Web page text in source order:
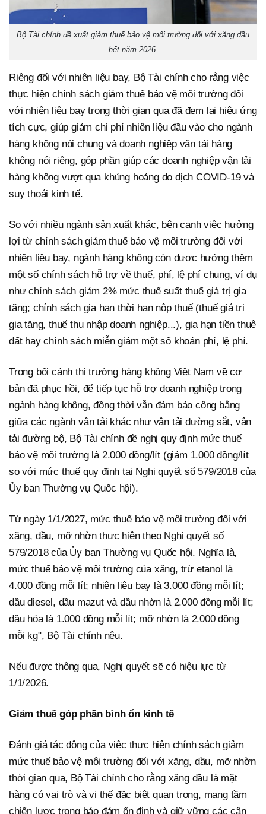
Bộ Tài chính đề xuất giảm thuế bảo vệ môi trường đối với xăng dầu
hết năm 2026.
Riêng đối với nhiên liệu bay, Bộ Tài chính cho rằng việc
thực hiện chính sách giảm thuế bảo vệ môi trường đối
với nhiên liệu bay trong thời gian qua đã đem lại hiệu ứng
tích cực, giúp giảm chi phí nhiên liệu đầu vào cho ngành
hàng không nói chung và doanh nghiệp vận tải hàng
không nói riêng, góp phần giúp các doanh nghiệp vận tải
hàng không vượt qua khủng hoảng do dịch COVID-19 và
suy thoái kinh tế.
So với nhiều ngành sản xuất khác, bên cạnh việc hưởng
lợi từ chính sách giảm thuế bảo vệ môi trường đối với
nhiên liệu bay, ngành hàng không còn được hưởng thêm
một số chính sách hỗ trợ về thuế, phí, lệ phí chung, ví dụ
như chính sách giảm 2% mức thuế suất thuế giá trị gia
tăng; chính sách gia hạn thời hạn nộp thuế (thuế giá trị
gia tăng, thuế thu nhập doanh nghiệp...), gia hạn tiền thuê
đất hay chính sách miễn giảm một số khoản phí, lệ phí.
Trong bối cảnh thị trường hàng không Việt Nam về cơ
bản đã phục hồi, để tiếp tục hỗ trợ doanh nghiệp trong
ngành hàng không, đồng thời vẫn đảm bảo công bằng
giữa các ngành vận tải khác như vận tải đường sắt, vận
tải đường bộ, Bộ Tài chính đề nghị quy định mức thuế
bảo vệ môi trường là 2.000 đồng/lít (giảm 1.000 đồng/lít
so với mức thuế quy định tại Nghị quyết số 579/2018 của
Ủy ban Thường vụ Quốc hội).
Từ ngày 1/1/2027, mức thuế bảo vệ môi trường đối với
xăng, dầu, mỡ nhờn thực hiện theo Nghị quyết số
579/2018 của Ủy ban Thường vụ Quốc hội. Nghĩa là,
mức thuế bảo vệ môi trường của xăng, trừ etanol là
4.000 đồng mỗi lít; nhiên liệu bay là 3.000 đồng mỗi lít;
dầu diesel, dầu mazut và dầu nhờn là 2.000 đồng mỗi lít;
dầu hỏa là 1.000 đồng mỗi lít; mỡ nhờn là 2.000 đồng
mỗi kg", Bộ Tài chính nêu.
Nếu được thông qua, Nghị quyết sẽ có hiệu lực từ
1/1/2026.
Giảm thuế góp phần bình ổn kinh tế
Đánh giá tác động của việc thực hiện chính sách giảm
mức thuế bảo vệ môi trường đối với xăng, dầu, mỡ nhờn
thời gian qua, Bộ Tài chính cho rằng xăng dầu là mặt
hàng có vai trò và vị thế đặc biệt quan trọng, mang tầm
chiến lược trong bảo đảm ổn định và giữ vững các cân